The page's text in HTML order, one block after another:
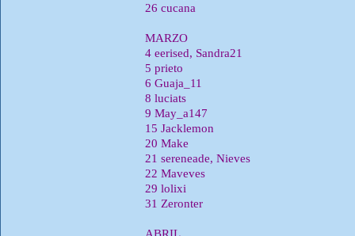
26 cucana
MARZO
4 eerised, Sandra21
5 prieto
6 Guaja_11
8 luciats
9 May_a147
15 Jacklemon
20 Make
21 sereneade, Nieves
22 Maveves
29 lolixi
31 Zeronter